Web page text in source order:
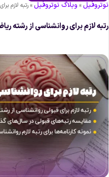
»وبلاگ نوتروفیل»رتبه لازم
لازم برای روانشناسی از رشته